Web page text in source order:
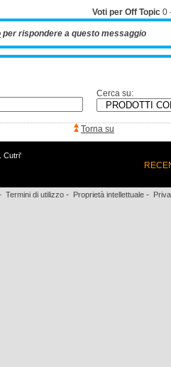
Voti per Off Topic 0
per rispondere a questo messaggio
Cerca su:
Torna su
Cutri'
Termini di utilizzo - Proprietà intellettuale -